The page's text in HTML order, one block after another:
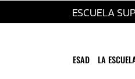
ESCUELA
ESAD LA